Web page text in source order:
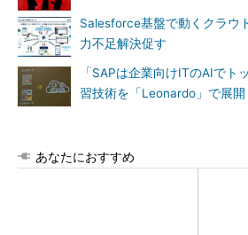
Salesforce基盤で動くクラウ
力不足解決促す
「SAPは企業向けITのAIでト
習技術を「Leonardo」で展開
あなたにおすすめ